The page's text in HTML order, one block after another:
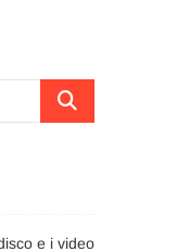
Cerca
e i video